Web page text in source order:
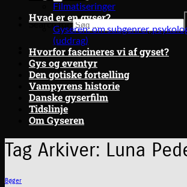
Search for:
Filmatiseringer
Hvad er en gyser?
Gyseren: om subgenrer,
(uddrag)
Hvorfor fascineres vi af gyset?
Gys og eventyr
Den gotiske fortælling
Vampyrens historie
Danske gyserfilm
Tidslinje
Om Gyseren
Tag Arkiver: Luna
Bøger